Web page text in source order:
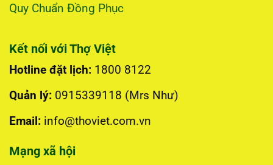
Quy Chuẩn Đồng Phục
Kết nối với Thợ Việt
Hotline đặt lịch: 1800 8122
Quản lý: 0915339118 (Mrs Như)
Email: info@thoviet.com.vn
Mạng xã hội